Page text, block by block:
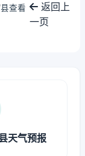
查看
返回上
一页
天气预报